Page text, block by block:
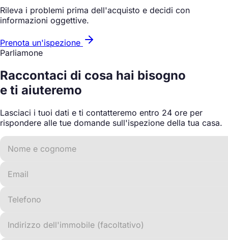
Rileva i problemi prima dell'acquisto e decidi con
informazioni oggettive.
Prenota un'ispezione
Parliamone
Raccontaci di cosa hai bisogno
e ti aiuteremo
Lasciaci i tuoi dati e ti contatteremo entro 24 ore per
rispondere alle tue domande sull'ispezione della tua casa.